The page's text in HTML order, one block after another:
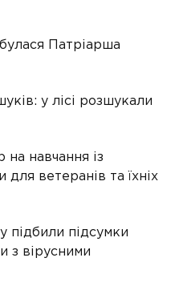
Патріарша
у лісі розшукали
на навчання із
для ветеранів та їхніх
підбили підсумки
з вірусними